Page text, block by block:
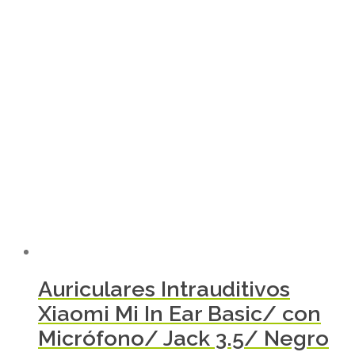
Auriculares Intrauditivos
Xiaomi Mi In Ear Basic/ con
Micrófono/ Jack 3.5/ Negro